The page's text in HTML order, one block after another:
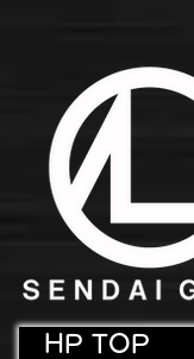
HP TOP